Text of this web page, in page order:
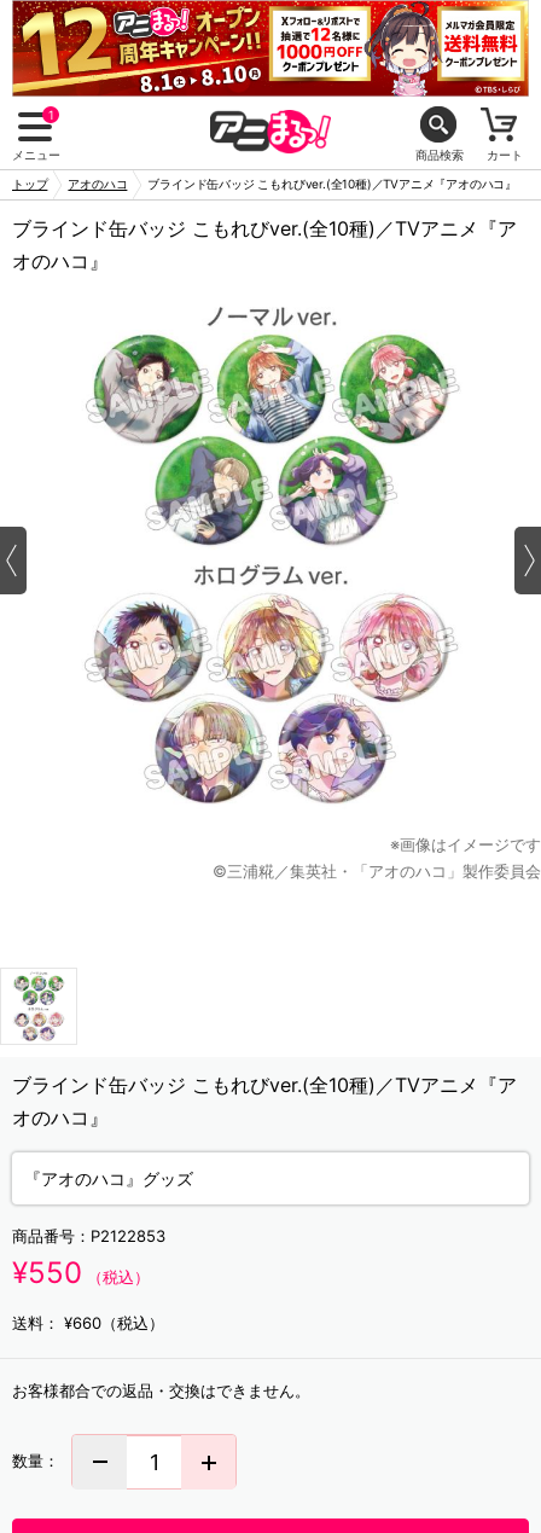
1
メニュー 商品検索 カート
トップ アオのハコ ブラインド缶バッジ こもれびver.(全10種)／TVアニメ『アオのハコ』
ブラインド缶バッジ こもれびver.(全10種)／TVアニメ『ア
オのハコ』
※画像はイメージです
©三浦糀／集英社・「アオのハコ」製作委員会
ブラインド缶バッジ こもれびver.(全10種)／TVアニメ『ア
オのハコ』
『アオのハコ』グッズ
商品番号： P2122853
¥550 （税込）
送料： ¥660（税込）
お客様都合での返品・交換はできません。
数量：